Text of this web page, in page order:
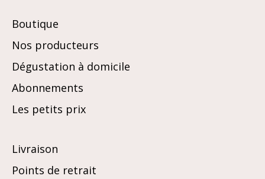
Boutique
Nos producteurs
Dégustation à domicile
Abonnements
Les petits prix
Livraison
Points de retrait